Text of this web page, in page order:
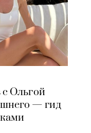
Ольгой
— гид